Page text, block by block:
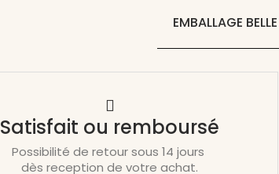
EMBALLAGE BELLE
Satisfait ou remboursé
Possibilité de retour sous 14 jours
dès reception de votre achat.